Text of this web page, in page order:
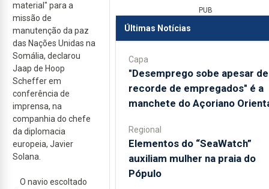
material" para a
missão de
manutenção da paz
das Nações Unidas na
Somália, declarou
Jaap de Hoop
Scheffer em
conferência de
imprensa, na
companhia do chefe
da diplomacia
europeia, Javier
Solana.
O navio escoltado
PUB
Últimas Notícias
Capa
"Desemprego sobe apesar de
recorde de empregados" é a
manchete do Açoriano
Regional
​Elementos do “SeaWatch”
auxiliam mulher na praia do
Pópulo